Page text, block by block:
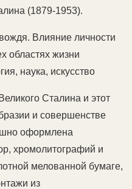
(1879-1953).
Влияние личности
областях жизни
наука, искусство
Сталина и этот
и совершенстве
оформлена
хромолитографий и
мелованной бумаге,
из